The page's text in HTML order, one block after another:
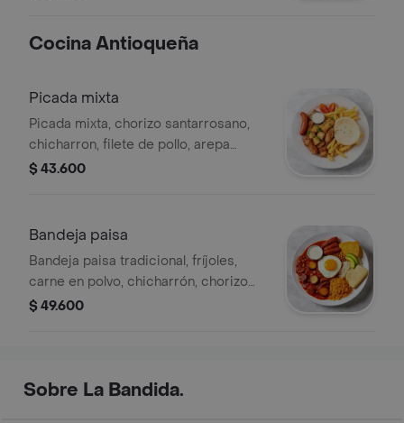
Cocina Antioqueña
Picada mixta
Picada mixta, chorizo santarrosano,
chicharron, filete de pollo, arepa
blanca, papas fritas, hogao, cascos de
$ 43.600
Bandeja paisa
Bandeja paisa tradicional, fríjoles,
carne en polvo, chicharrón, chorizo
santarrosano, morcilla, huevo frito,
$ 49.600
Sobre La Bandida.